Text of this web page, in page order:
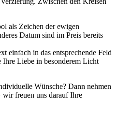
als Zeichen der ewigen
Datum sind im Preis bereits
einfach in das entsprechende Feld
Ihre Liebe in besonderem Licht
Wünsche? Dann nehmen
wir freuen uns darauf Ihre